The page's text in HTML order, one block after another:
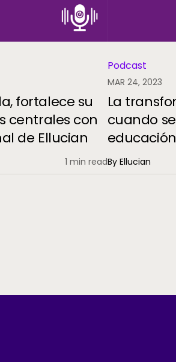
fortalece su
centrales con
de Ellucian
1 min read
Podcast
MAR 24, 2023
La
cuando
By Ellucian